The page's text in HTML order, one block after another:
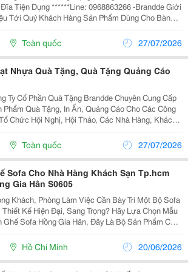
Dụng ******Line: 0968863266 -Brandde Giới
Tới Quý Khách Hàng Sản Phẩm Dùng Cho Bàn
Sang Trọng Không Thể Thiếu Đó Là Tấm Plate Mat
Còn Gọi Là Tấm Lót Bàn Ăn, Tấm Lót Đ
Toàn quốc 27/07/2026
Nhựa Quà Tặng, Quà Tặng Quảng Cáo
Ty Cổ Phần Quà Tặng Brandde Chuyên Cung Cấp
Phẩm Quà Tặng, In Ấn, Quảng Cáo Cho Các Công
Chức Hội Nghị, Hội Thảo, Các Nhà Hàng, Khách
Trường Học....những Sản Phẩm Như Áo, Mũ, Ba
Sổ Sách, Bút, Biểu Trưng, Cúp...với Chất Lượng
Toàn quốc 27/07/2026
Sofa Cho Nhà Hàng Khách Sạn Tp.hcm
Gia Hân S0605
Khách, Phòng Làm Việc Cần Bày Trí Một Bộ Sofa
Kế Hiện Đại, Sang Trọng? Hãy Lựa Chọn Mẫu
Ghế Sofa Hồng Gia Hân, Đây Là Bộ Sản Phẩm Có
Vô Cùng Bắt Mắt Giúp Không Gian Của Bạn
Nổi Bật Hơn Hẳn. Ghế Sofa Hồng Gia Hân Có Gì N
Hồ Chí Minh 20/06/2026